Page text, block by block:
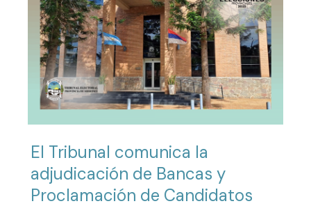
El Tribunal comunica la
adjudicación de Bancas y
Proclamación de Candidatos